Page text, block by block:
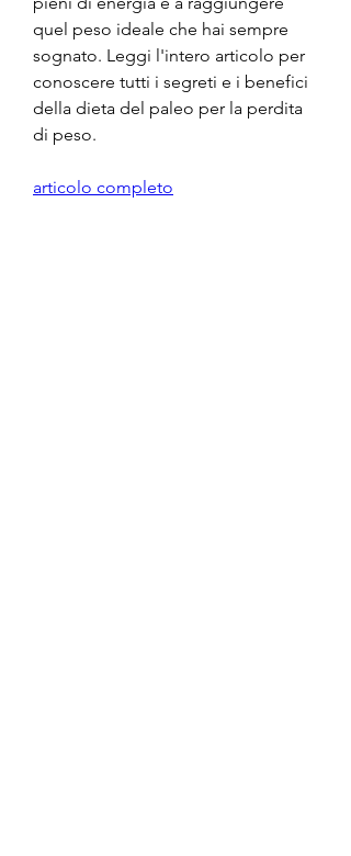
quel peso ideale che hai sempre
sognato. Leggi l'intero articolo per
conoscere tutti i segreti e i benefici
della dieta del paleo per la perdita
di peso.
articolo completo